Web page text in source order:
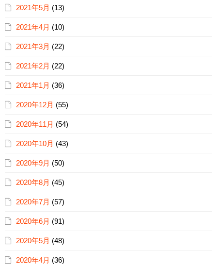
2021年5月 (13)
2021年4月 (10)
2021年3月 (22)
2021年2月 (22)
2021年1月 (36)
2020年12月 (55)
2020年11月 (54)
2020年10月 (43)
2020年9月 (50)
2020年8月 (45)
2020年7月 (57)
2020年6月 (91)
2020年5月 (48)
2020年4月 (36)